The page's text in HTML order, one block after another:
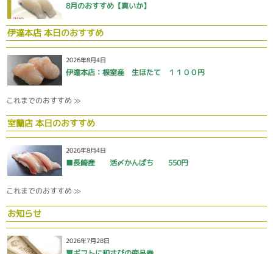
8月のおすすめ【真いか】
伊達本店 本日のおすすめ
2026年8月4日
伊達本店：根室産 生ほたて １１００円
これまでのおすすめ ≫
室蘭店 本日のおすすめ
2026年8月4日
■長崎産 活〆かんぱち 550円
これまでのおすすめ ≫
お知らせ
2026年7月28日